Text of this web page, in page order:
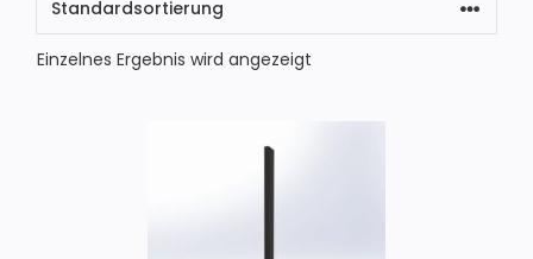
Einzelnes Ergebnis wird angezeigt